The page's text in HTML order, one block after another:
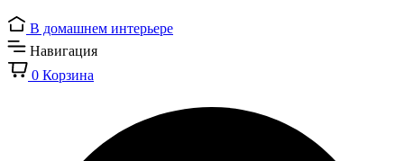
В домашнем интерьере
Навигация
0 Корзина